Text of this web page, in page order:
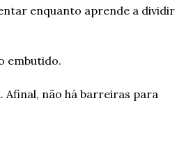
enquanto aprende a dividir
embutido.
Afinal, não há barreiras para